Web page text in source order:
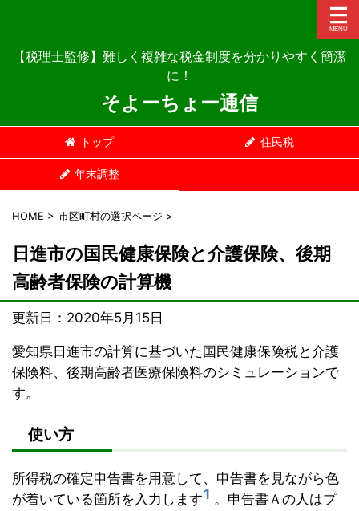
【税理士監修】難しく複雑な税金制度を分かりやすく簡潔
に！
そよーちょー通信
トップ 住民税
年末調整
HOME > 市区町村の選択ページ >
日進市の国民健康保険と介護保険、後期
高齢者保険の計算機
更新日： 2020年5月15日
愛知県日進市の計算に基づいた国民健康保険税と介護
保険料、後期高齢者医療保険料のシミュレーションで
す。
使い方
所得税の確定申告書を用意して、申告書を見ながら色
が着いている箇所を入力します1 。申告書Ａの人はプ